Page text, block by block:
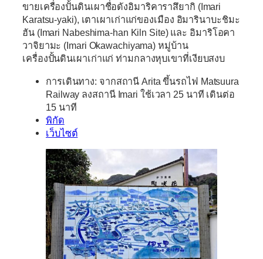
ขายเครื่องปั้นดินเผาชื่อดังอิมาริคาราสึยากิ (Imari
Karatsu-yaki), เตาเผาเก่าแก่ของเมือง อิมารินาบะชิมะ
ฮัน (Imari Nabeshima-han Kiln Site) และ อิมาริโอคา
วาจิยามะ (Imari Okawachiyama) หมู่บ้าน
เครื่องปั้นดินเผาเก่าแก่ ท่ามกลางหุบเขาที่เงียบสงบ
การเดินทาง: จากสถานี Arita ขึ้นรถไฟ Matsuura
Railway ลงสถานี Imari ใช้เวลา 25 นาที เดินต่อ
15 นาที
พิกัด
เว็บไซต์